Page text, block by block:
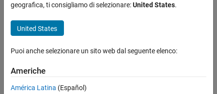
Curve Fitting Toolbox
Deep Learning Toolbox
Come iniziare a utilizzare Deep Learning
Applicazioni
Deep Learning con Simulink
Pre-elaborazione dei dati per le reti
neurali profonde
geografica, ti consigliamo di selezionare:United States.
United States
Puoi anche selezionare un sito web dal seguente elenco:
Americhe
América Latina (Español)